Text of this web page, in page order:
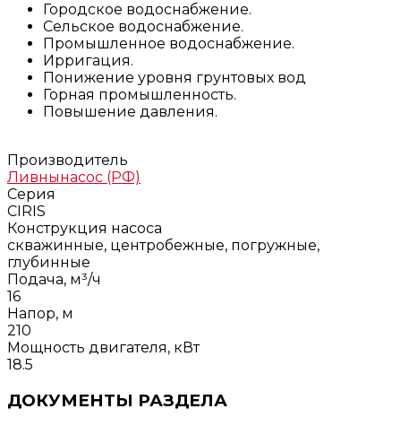
Городское водоснабжение.
Сельское водоснабжение.
Промышленное водоснабжение.
Ирригация.
Понижение уровня грунтовых вод
Горная промышленность.
Повышение давления.
Производитель
Ливнынасос (РФ)
Серия
CIRIS
Конструкция насоса
скважинные, центробежные, погружные,
глубинные
Подача, м³/ч
16
Напор, м
210
Мощность двигателя, кВт
18.5
ДОКУМЕНТЫ РАЗДЕЛА